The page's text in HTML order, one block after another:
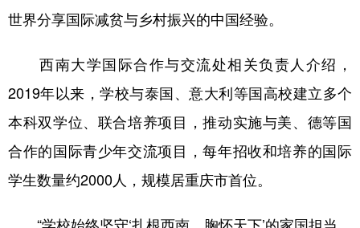
世界分享国际减贫与乡村振兴的中国经验。
西南大学国际合作与交流处相关负责人介绍，
2019年以来，学校与泰国、意大利等国高校建立多个
本科双学位、联合培养项目，推动实施与美、德等国
合作的国际青少年交流项目，每年招收和培养的国际
学生数量约2000人，规模居重庆市首位。
“学校始终坚守‘扎根西南、胸怀天下’的家国担当，